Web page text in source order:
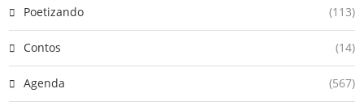
Poetizando (113)
Contos (14)
Agenda (567)